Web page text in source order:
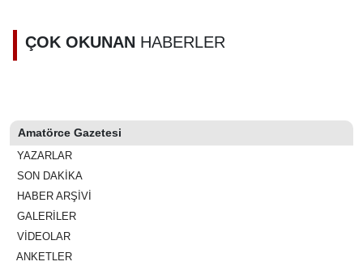
bin kişi
belirlendi
ÇOK OKUNAN HABERLER
Amatörce Gazetesi
YAZARLAR
SON DAKİKA
HABER ARŞİVİ
GALERİLER
VİDEOLAR
ANKETLER